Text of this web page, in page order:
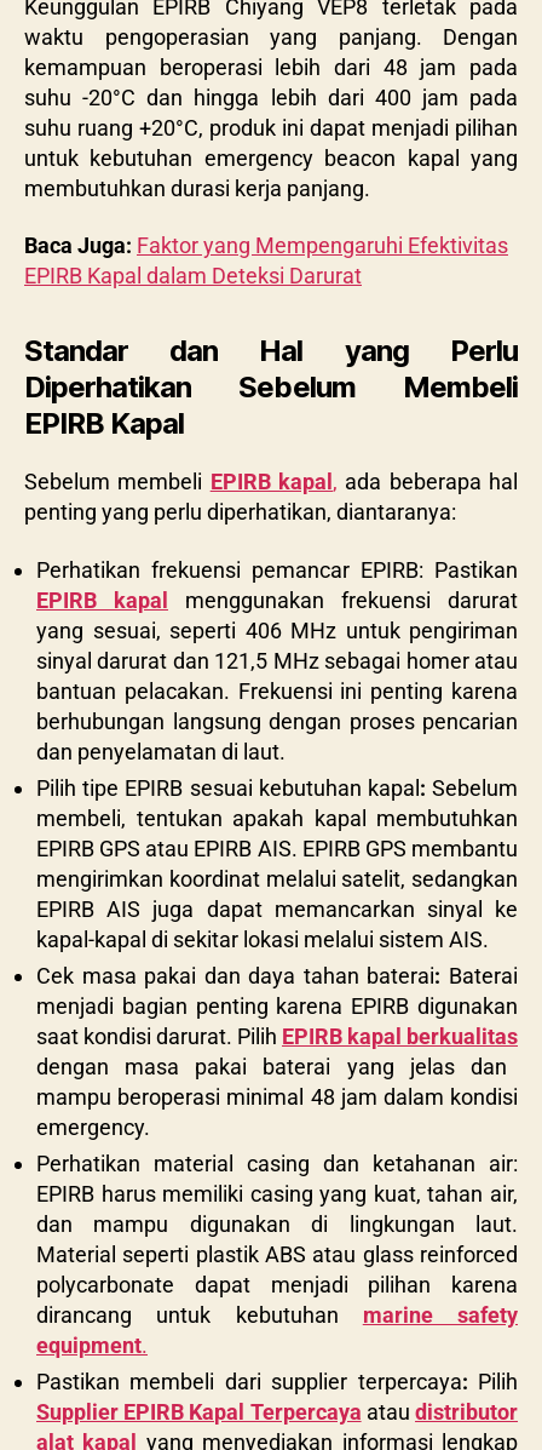
Keunggulan EPIRB Chiyang VEP8 terletak pada
waktu pengoperasian yang panjang. Dengan
kemampuan beroperasi lebih dari 48 jam pada
suhu -20°C dan hingga lebih dari 400 jam pada
suhu ruang +20°C, produk ini dapat menjadi pilihan
untuk kebutuhan emergency beacon kapal yang
membutuhkan durasi kerja panjang.
Baca Juga: Faktor yang Mempengaruhi Efektivitas
EPIRB Kapal dalam Deteksi Darurat
Standar dan Hal yang Perlu
Diperhatikan Sebelum Membeli
EPIRB Kapal
Sebelum membeli EPIRB kapal , ada beberapa hal
penting yang perlu diperhatikan, diantaranya:
Perhatikan frekuensi pemancar EPIRB: Pastikan
EPIRB kapal menggunakan frekuensi darurat
yang sesuai, seperti 406 MHz untuk pengiriman
sinyal darurat dan 121,5 MHz sebagai homer atau
bantuan pelacakan. Frekuensi ini penting karena
berhubungan langsung dengan proses pencarian
dan penyelamatan di laut.
Pilih tipe EPIRB sesuai kebutuhan kapal: Sebelum
membeli, tentukan apakah kapal membutuhkan
EPIRB GPS atau EPIRB AIS. EPIRB GPS membantu
mengirimkan koordinat melalui satelit, sedangkan
EPIRB AIS juga dapat memancarkan sinyal ke
kapal-kapal di sekitar lokasi melalui sistem AIS.
Cek masa pakai dan daya tahan baterai: Baterai
menjadi bagian penting karena EPIRB digunakan
saat kondisi darurat. Pilih EPIRB kapal berkualitas
dengan masa pakai baterai yang jelas dan
mampu beroperasi minimal 48 jam dalam kondisi
emergency.
Perhatikan material casing dan ketahanan air:
EPIRB harus memiliki casing yang kuat, tahan air,
dan mampu digunakan di lingkungan laut.
Material seperti plastik ABS atau glass reinforced
polycarbonate dapat menjadi pilihan karena
dirancang untuk kebutuhan marine safety
equipment.
Pastikan membeli dari supplier terpercaya: Pilih
Supplier EPIRB Kapal Terpercaya ataudistributor
alat kapal yang menyediakan informasi lengkap